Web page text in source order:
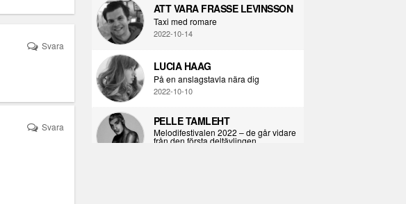
Svara
Svara
ATT VARA FRASSE LEVINSSON
Taxi med romare
2022-10-14
LUCIA HAAG
På en anslagstavla nära dig
2022-10-10
PELLE TAMLEHT
Melodifestivalen 2022 – de går vidare
från den första deltävlingen